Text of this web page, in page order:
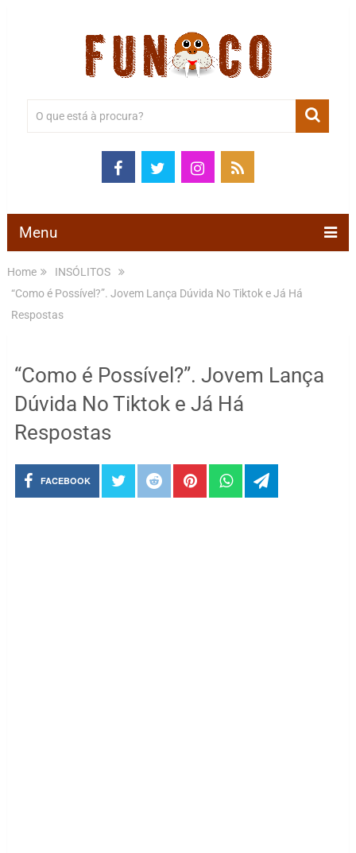
Menu
Home
INSÓLITOS
“Como é Possível?”. Jovem Lança Dúvida No Tiktok e Já Há
Respostas
“Como é Possível?”. Jovem Lança
Dúvida No Tiktok e Já Há
Respostas
FACEBOOK